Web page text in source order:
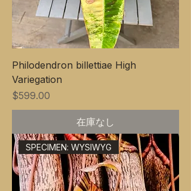
Philodendron billettiae High
Variegation
価格
$599.00
在庫なし
SPECIMEN: WYSIWYG